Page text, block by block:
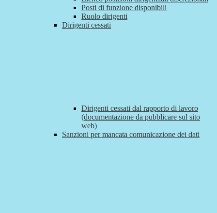
Posti di funzione disponibili
Ruolo dirigenti
Dirigenti cessati
Dirigenti cessati dal rapporto di lavoro
(documentazione da pubblicare sul sito
web)
Sanzioni per mancata comunicazione dei dati